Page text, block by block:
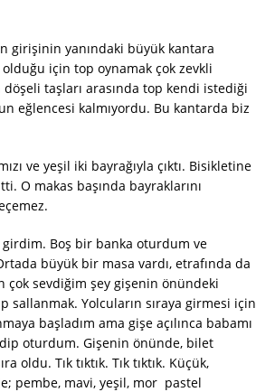
girişinin yanındaki büyük kantara
olduğu için top oynamak çok zevkli
taşları arasında top kendi istediği
eğlencesi kalmıyordu. Bu kantarda biz
ve yeşil iki bayrağıyla çıktı. Bisikletine
O makas başında bayraklarını
girdim. Boş bir banka oturdum ve
büyük bir masa vardı, etrafında da
çok sevdiğim şey gişenin önündeki
sallanmak. Yolcuların sıraya girmesi için
başladım ama gişe açılınca babamı
oturdum. Gişenin önünde, bilet
oldu. Tık tıktık. Tık tıktık. Küçük,
pembe, mavi, yeşil, mor pastel